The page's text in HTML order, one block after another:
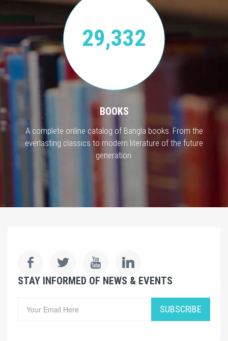
29,332
BOOKS
A complete online catalog of Bangla books. From the
everlasting classics to modern literature of the future
generation.
STAY INFORMED OF NEWS & EVENTS
SUBSCRIBE